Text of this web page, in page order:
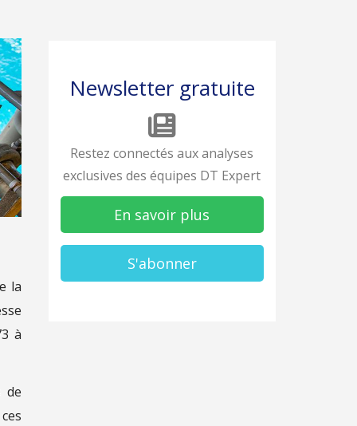
la
à
de
Newsletter gratuite
Restez connectés aux analyses
exclusives des équipes DT Expert
En savoir plus
S'abonner